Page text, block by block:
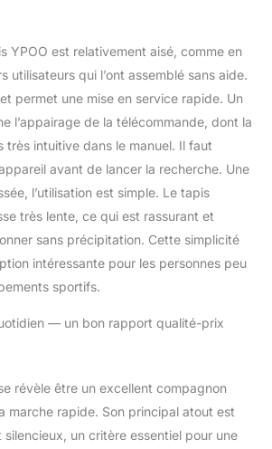
YPOO est relativement aisé, comme en
utilisateurs qui l’ont assemblé sans aide.
permet une mise en service rapide. Un
l’appairage de la télécommande, dont la
très intuitive dans le manuel. Il faut
avant de lancer la recherche. Une
l’utilisation est simple. Le tapis
très lente, ce qui est rassurant et
sans précipitation. Cette simplicité
intéressante pour les personnes peu
sportifs.
— un bon rapport qualité-prix
révèle être un excellent compagnon
marche rapide. Son principal atout est
silencieux, un critère essentiel pour une